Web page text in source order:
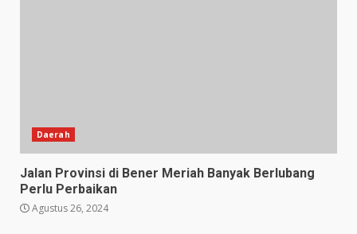
Daerah
Jalan Provinsi di Bener Meriah Banyak Berlubang
Perlu Perbaikan
Agustus 26, 2024